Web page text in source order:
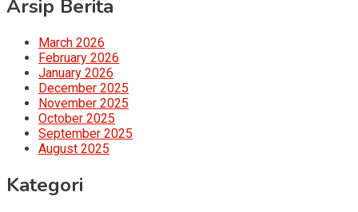
Arsip Berita
March 2026
February 2026
January 2026
December 2025
November 2025
October 2025
September 2025
August 2025
Kategori